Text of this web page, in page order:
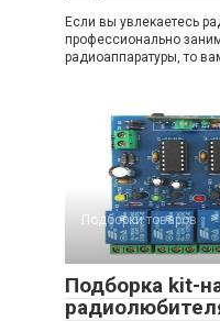
Если вы увлекаетесь
профессионально
радиоаппаратуры, то
Подборки товаров
Подборка kit-